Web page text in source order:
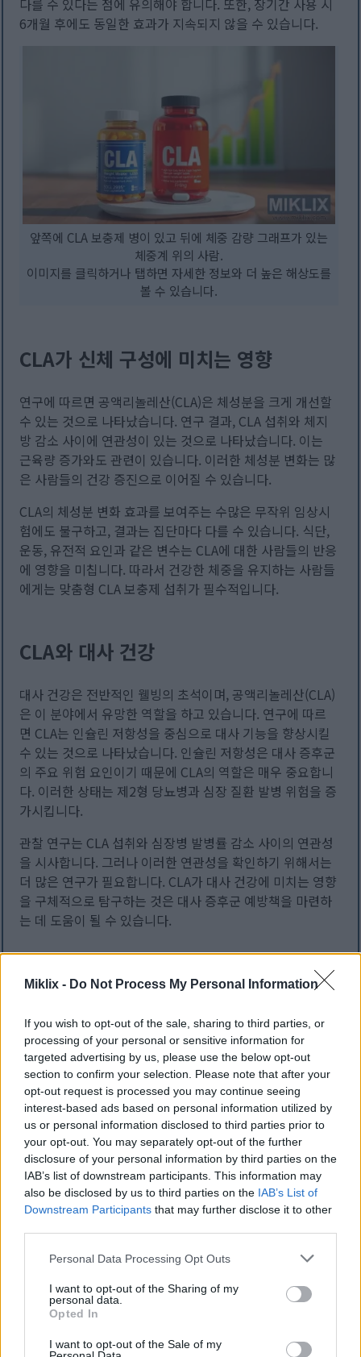
Miklix - Do Not Process My Personal Information
If you wish to opt-out of the sale, sharing to third parties, or
processing of your personal or sensitive information for
targeted advertising by us, please use the below opt-out
section to confirm your selection. Please note that after your
opt-out request is processed you may continue seeing
interest-based ads based on personal information utilized by
us or personal information disclosed to third parties prior to
your opt-out. You may separately opt-out of the further
disclosure of your personal information by third parties on the
IAB’s list of downstream participants. This information may
also be disclosed by us to third parties on the IAB’s List of
Downstream Participants that may further disclose it to other
Please note that this website/app uses one or more Google
not limited to your visit or usage behaviour. You may click to
grant or deny consent to Google and its third-party tags to
use your data for below specified purposes in below Google
consent section.
Personal Data Processing Opt Outs
I want to opt-out of the Sharing of my
personal data.
Opted In
I want to opt-out of the Sale of my
다를 수 있다는 점에 유의해야 합니다. 또한, 장기간 사용 시
6개월 후에도 동일한 효과가 지속되지 않을 수 있습니다.
앞쪽에 CLA 보충제 병이 있고 뒤에 체중 감량 그래프가 있는
체중계 위의 사람.
이미지를 클릭하거나 탭하면 자세한 정보와 더 높은 해상도를
볼 수 있습니다.
CLA가 신체 구성에 미치는 영향
연구에 따르면 공액리놀레산(CLA)은 체성분을 크게 개선할
수 있는 것으로 나타났습니다. 연구 결과, CLA 섭취와 체지
방 감소 사이에 연관성이 있는 것으로 나타났습니다. 이는
근육량 증가와도 관련이 있습니다. 이러한 체성분 변화는 많
은 사람들의 건강 증진으로 이어질 수 있습니다.
CLA의 체성분 변화 효과를 보여주는 수많은 무작위 임상시
험에도 불구하고, 결과는 집단마다 다를 수 있습니다. 식단,
운동, 유전적 요인과 같은 변수는 CLA에 대한 사람들의 반응
에 영향을 미칩니다. 따라서 건강한 체중을 유지하는 사람들
에게는 맞춤형 CLA 보충제 섭취가 필수적입니다.
CLA와 대사 건강
대사 건강은 전반적인 웰빙의 초석이며, 공액리놀레산(CLA)
은 이 분야에서 유망한 역할을 하고 있습니다. 연구에 따르
면 CLA는 인슐린 저항성을 중심으로 대사 기능을 향상시킬
수 있는 것으로 나타났습니다. 인슐린 저항성은 대사 증후군
의 주요 위험 요인이기 때문에 CLA의 역할은 매우 중요합니
다. 이러한 상태는 제2형 당뇨병과 심장 질환 발병 위험을 증
가시킵니다.
관찰 연구는 CLA 섭취와 심장병 발병률 감소 사이의 연관성
을 시사합니다. 그러나 이러한 연관성을 확인하기 위해서는
더 많은 연구가 필요합니다. CLA가 대사 건강에 미치는 영향
을 구체적으로 탐구하는 것은 대사 증후군 예방책을 마련하
는 데 도움이 될 수 있습니다.
CLA의 추가 건강상의 이점
공액리놀레산(CLA)은 체중 관리 효과 외에도 암 예방, 면역
기능 강화, 염증 감소에도 도움이 됩니다. 연구에 따르면
CLA 섭취량이 많을수록 유방암이나 대장암과 같은 특정 암
의 발병 위험이 낮아질 수 있으며, 이는 이러한 질병의 발병
률을 크게 감소시킬 수 있습니다.
CLA는 면역 체계 강화에 도움을 줍니다. 강한 면역 체계는
감염과 질병 퇴치에 필수적입니다. CLA는 전반적인 건강과
웰빙을 증진시켜 CLA의 건강상 이점을 더욱 높여줍니다.
CLA의 항염증 효과 또한 주목할 만합니다. 여러 만성 질환과
할 수 있습니다.
CLA 보충제의 권장 복용량 및 안전성